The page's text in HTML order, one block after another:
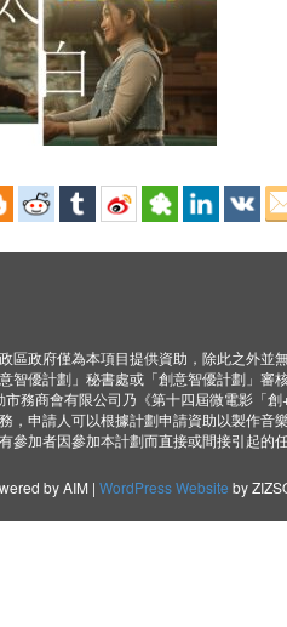
區政府僅為本項目提供資助，除此之外
智優計劃」秘書處或「創意智優計劃」審核
務商會有限公司乃《第十四屆微電影「
，申請人可以根據計劃申請資助以製作
參加者因參加本計劃而直接或間接引起的
by AIM | WordPress Website by